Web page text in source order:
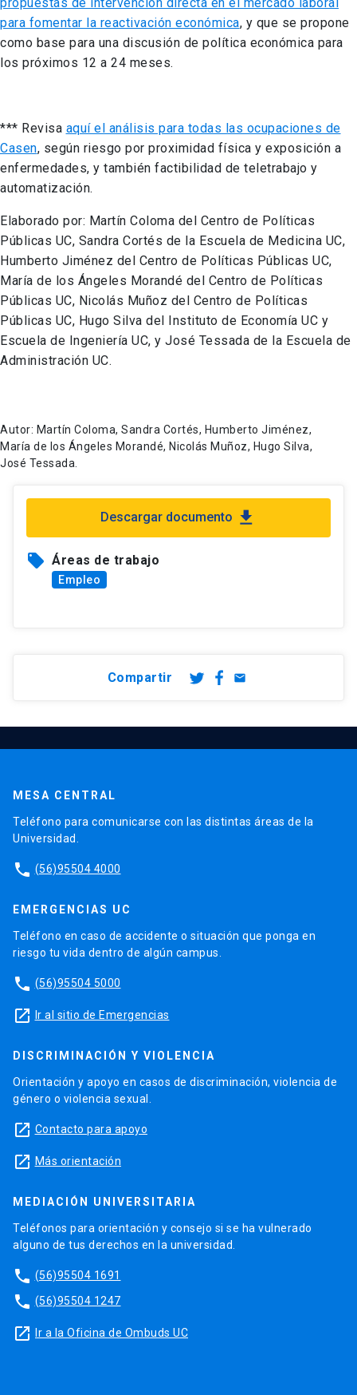
para fomentar la reactivación económica, y que se propone
como base para una discusión de política económica para
los próximos 12 a 24 meses.
*** Revisa aquí el análisis para todas las ocupaciones de
Casen, según riesgo por proximidad física y exposición a
enfermedades, y también factibilidad de teletrabajo y
automatización.
Elaborado por: Martín Coloma del Centro de Políticas
Públicas UC, Sandra Cortés de la Escuela de Medicina UC,
Humberto Jiménez del Centro de Políticas Públicas UC,
María de los Ángeles Morandé del Centro de Políticas
Públicas UC, Nicolás Muñoz del Centro de Políticas
Públicas UC, Hugo Silva del Instituto de Economía UC y
Escuela de Ingeniería UC, y José Tessada de la Escuela de
Administración UC.
Autor: Martín Coloma, Sandra Cortés, Humberto Jiménez,
María de los Ángeles Morandé, Nicolás Muñoz, Hugo Silva,
José Tessada.
Descargar documento file_download
local_offer Áreas de trabajo
Empleo
Compartir email
MESA CENTRAL
Teléfono para comunicarse con las distintas áreas de la
Universidad.
phone (56)95504 4000
EMERGENCIAS UC
Teléfono en caso de accidente o situación que ponga en
riesgo tu vida dentro de algún campus.
phone (56)95504 5000
launch Ir al sitio de Emergencias
DISCRIMINACIÓN Y VIOLENCIA
Orientación y apoyo en casos de discriminación, violencia de
género o violencia sexual.
launch Contacto para apoyo
launch Más orientación
MEDIACIÓN UNIVERSITARIA
Teléfonos para orientación y consejo si se ha vulnerado
alguno de tus derechos en la universidad.
phone (56)95504 1691
phone (56)95504 1247
launch Ir a la Oficina de Ombuds UC